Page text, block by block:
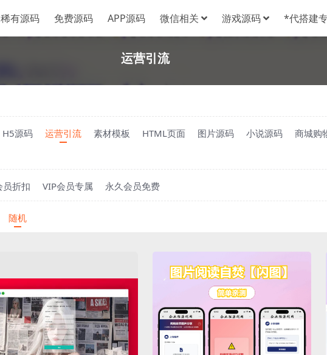
稀有源码 免费源码 APP源码 微信相关 游戏源码 *代搭建
运营引流
H5源码 运营引流 素材模板 HTML页面 图片源码 小说源码 商城购
员折扣 VIP会员专属 永久会员免费
随机